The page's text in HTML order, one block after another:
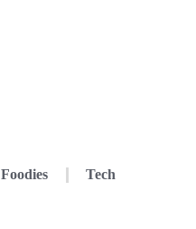
Foodies Tech